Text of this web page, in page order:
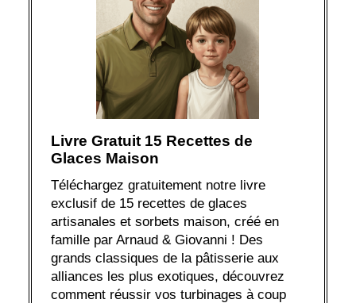
Livre Gratuit 15 Recettes de
Glaces Maison
Téléchargez gratuitement notre livre
exclusif de 15 recettes de glaces
artisanales et sorbets maison, créé en
famille par Arnaud & Giovanni ! Des
grands classiques de la pâtisserie aux
alliances les plus exotiques, découvrez
comment réussir vos turbinages à coup